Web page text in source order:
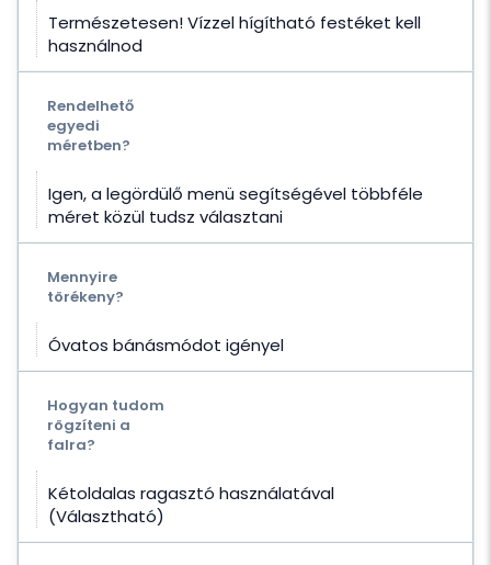
Természetesen! Vízzel hígítható festéket kell
használnod
Rendelhető
egyedi
méretben?
Igen, a legördülő menü segítségével többféle
méret közül tudsz választani
Mennyire
törékeny?
Óvatos bánásmódot igényel
Hogyan tudom
rögzíteni a
falra?
Kétoldalas ragasztó használatával
(Választható)